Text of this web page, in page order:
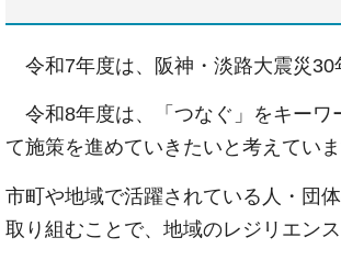
令和7年度は、阪神・淡路大震災30
令和8年度は、「つなぐ」をキーワ
て施策を進めていきたいと考えていま
市町や地域で活躍されている人・団
取り組むことで、地域のレジリエン